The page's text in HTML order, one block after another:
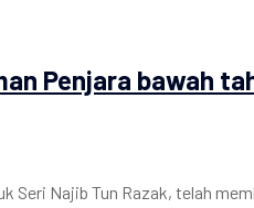
Penjara bawah
Seri Najib Tun Razak, telah